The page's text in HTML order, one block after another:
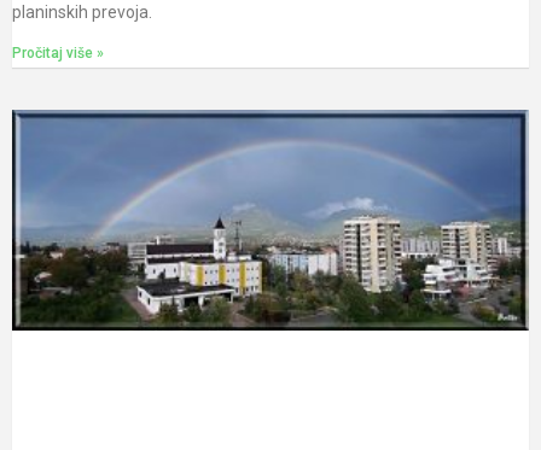
planinskih prevoja.
Pročitaj više »